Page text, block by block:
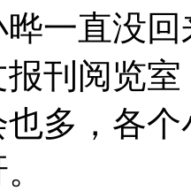
一直没
刊阅览
多，各